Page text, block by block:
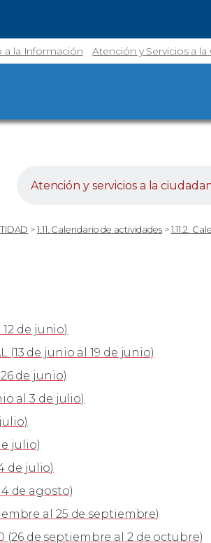
a la Información Atención y Servicios a la
Atención y servicios a la
>1.11. Calendario de actividades> 1.11.2.
12 de junio)
(13 de junio al 19 de junio)
de junio)
al 3 de julio)
julio)
de julio)
de agosto)
al 25 de septiembre)
(26 de septiembre al 2 de octubre)